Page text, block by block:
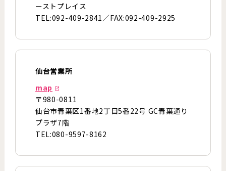
ーストプレイス
TEL:092-409-2841／FAX:092-409-2925
仙台営業所
map
〒980-0811
仙台市青葉区1番地2丁目5番22号 GC青葉通り
プラザ7階
TEL:080-9597-8162